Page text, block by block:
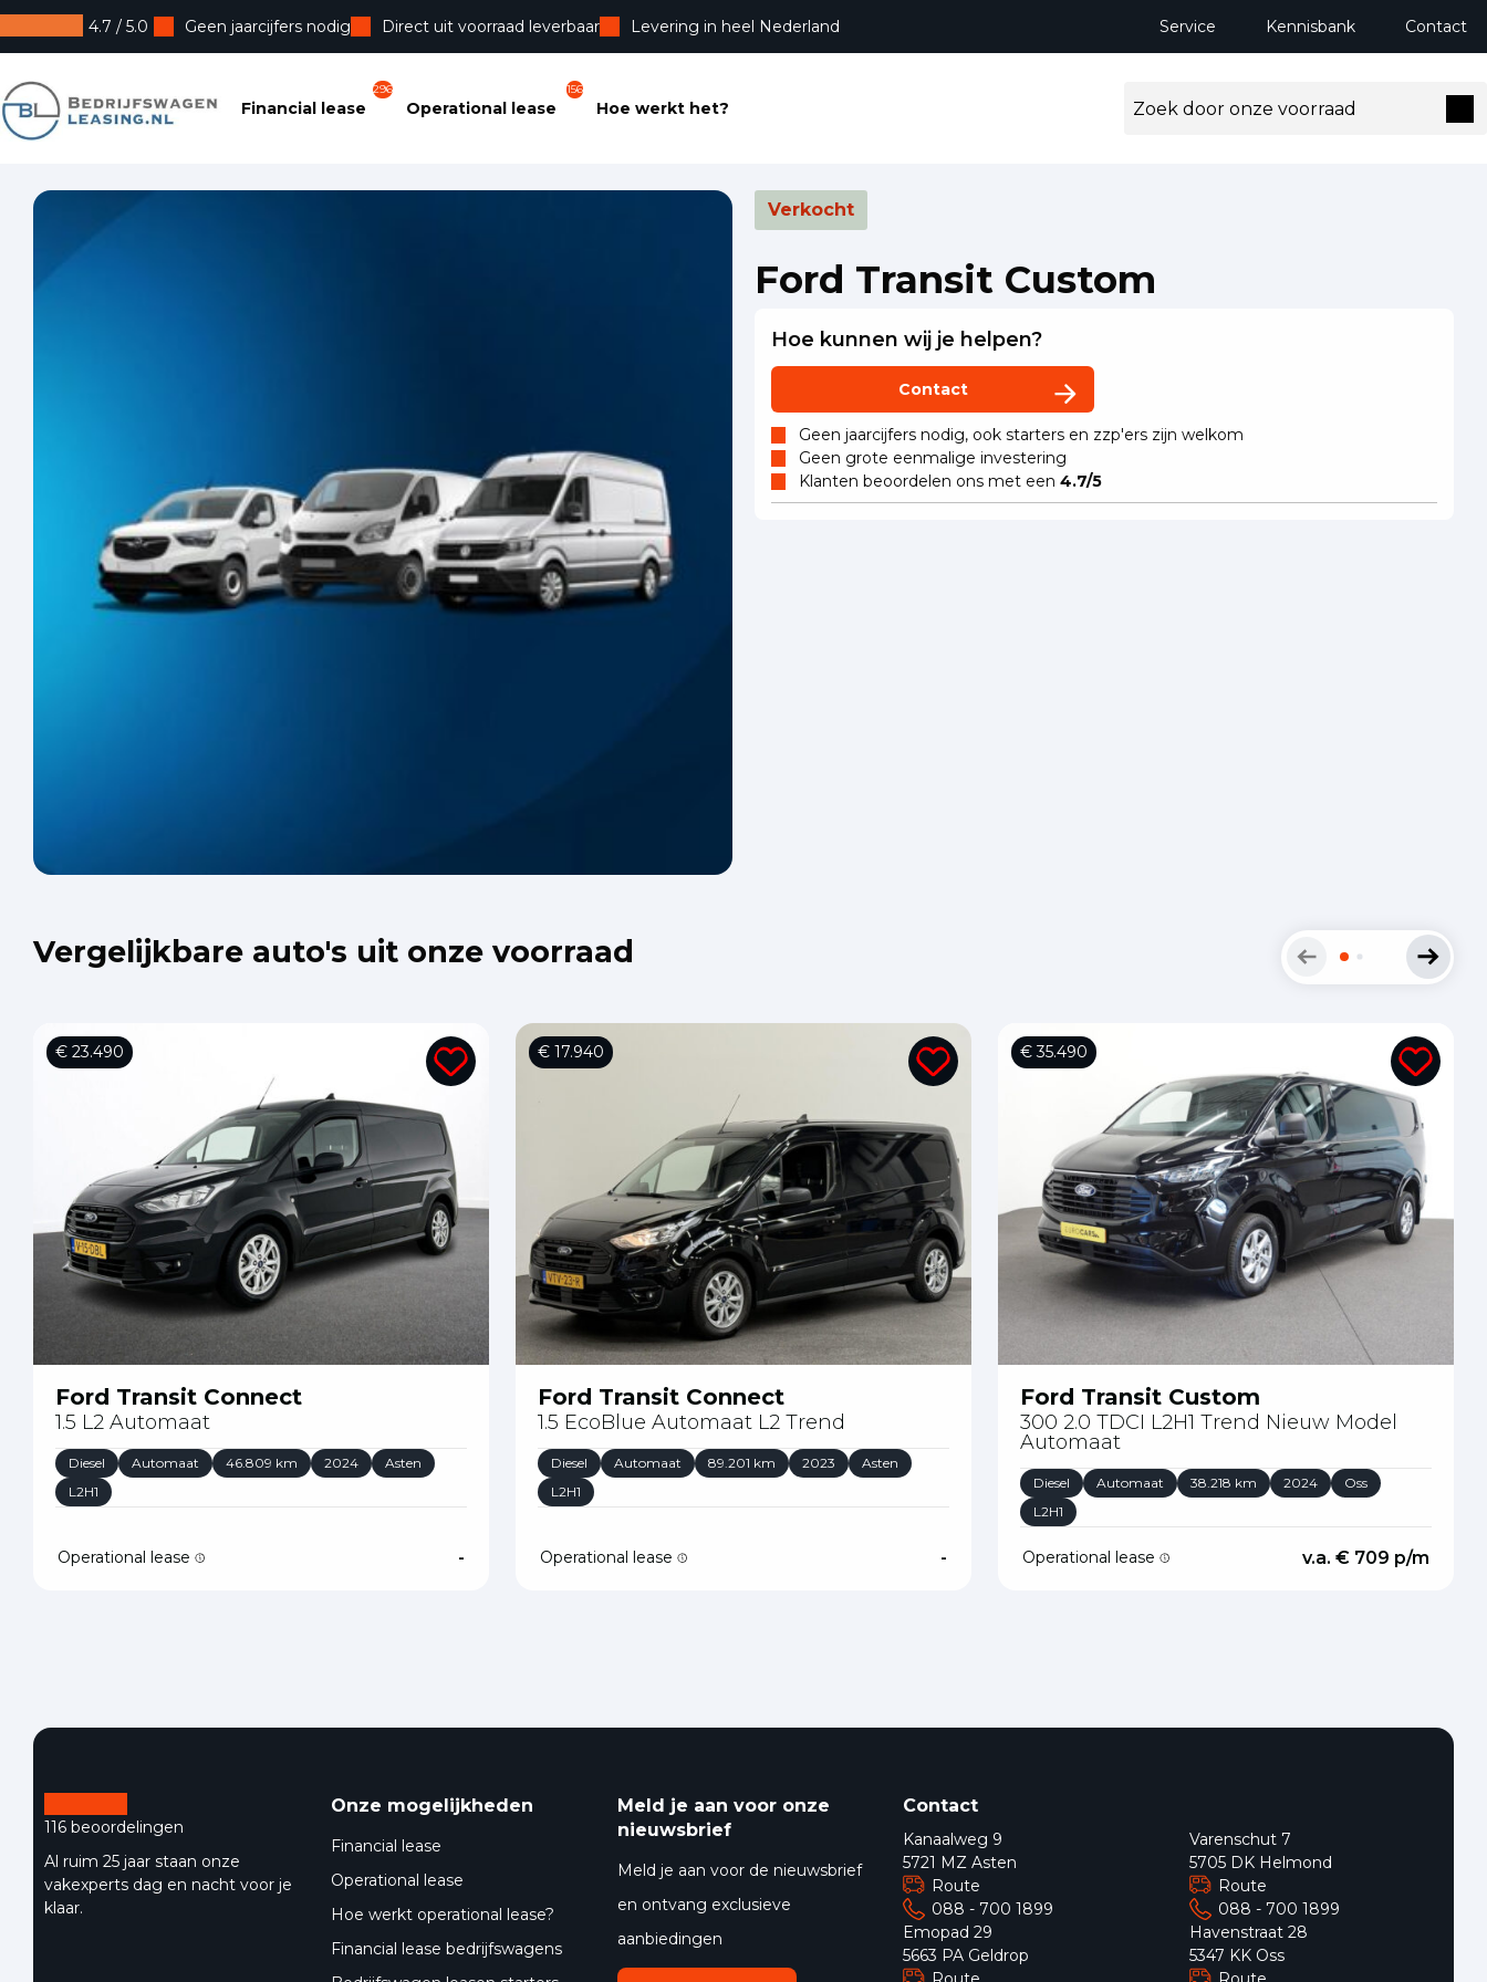
4.7 / 5.0 Geen jaarcijfers nodig Direct uit voorraad leverbaar Levering in heel Nederland Service Kennisbank Contact
Bedrijfswagenleasing
Financial lease
296
Operational lease
156
Hoe werkt het?
Verkocht
Ford Transit Custom
Hoe kunnen wij je helpen?
Contact
Geen jaarcijfers nodig, ook starters en zzp'ers zijn welkom
Geen grote eenmalige investering
Klanten beoordelen ons met een 4.7/5
Vergelijkbare auto's uit onze voorraad
€ 23.490
Ford Transit Connect
1.5 L2 Automaat
Diesel Automaat 46.809 km 2024
Asten
L2H1
Operational lease -
€ 17.940
Ford Transit Connect
1.5 EcoBlue Automaat L2 Trend
Diesel Automaat 89.201 km 2023
Asten
L2H1
Operational lease -
€ 35.490
Ford Transit Custom
300 2.0 TDCI L2H1 Trend Nieuw Model
Automaat
Diesel Automaat 38.218 km 2024
Oss
L2H1
Operational lease v.a. € 709 p/m
116 beoordelingen
Al ruim 25 jaar staan onze
vakexperts dag en nacht voor je
klaar.
Onze mogelijkheden
Financial lease
Operational lease
Hoe werkt operational lease?
Financial lease bedrijfswagens
Meld je aan voor onze
nieuwsbrief
Meld je aan voor de nieuwsbrief
en ontvang exclusieve
aanbiedingen
Contact
Kanaalweg 9
5721 MZ Asten
Route
088 - 700 1899
Emopad 29
5663 PA Geldrop
Varenschut 7
5705 DK Helmond
Route
088 - 700 1899
Havenstraat 28
5347 KK Oss